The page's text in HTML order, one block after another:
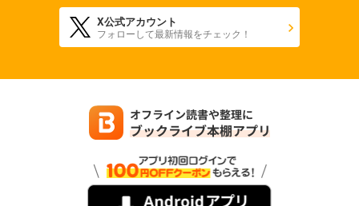
X公式アカウント
フォローして最新情報をチェック！